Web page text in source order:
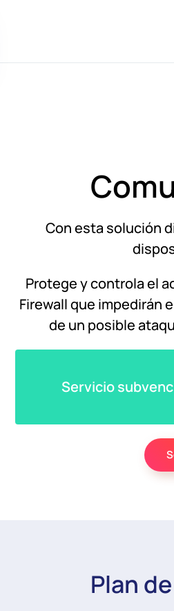
Con esta solución
Protege y controla el
Firewall que impedirán
de un posible
Servicio
Plan